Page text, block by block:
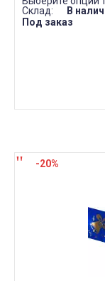
Склад:
В
Под заказ
-20%